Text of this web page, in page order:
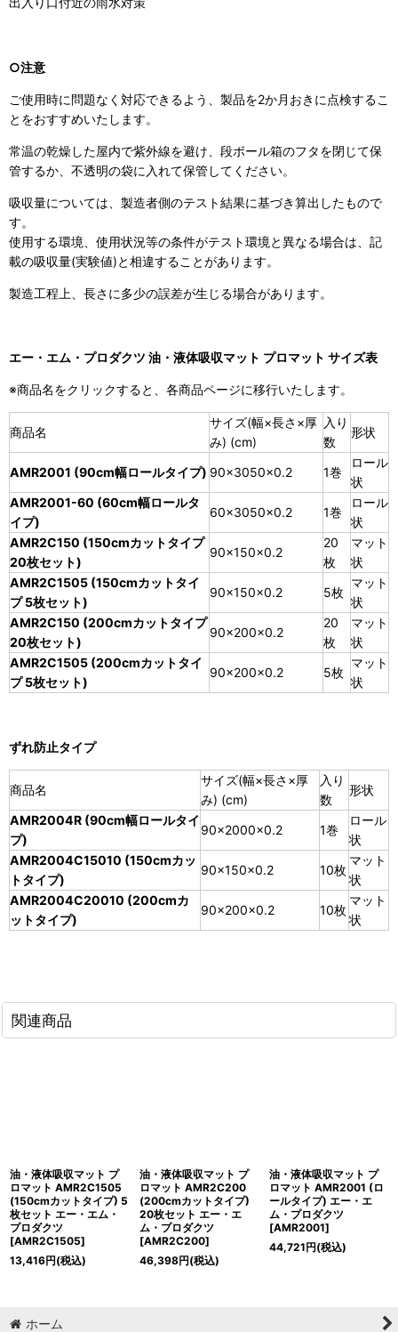
○注意
ご使用時に問題なく対応できるよう、製品を2か月おきに点検するこ
とをおすすめいたします。
常温の乾燥した屋内で紫外線を避け、段ボール箱のフタを閉じて保
管するか、不透明の袋に入れて保管してください。
吸収量については、製造者側のテスト結果に基づき算出したもので
す。
使用する環境、使用状況等の条件がテスト環境と異なる場合は、記
載の吸収量(実験値)と相違することがあります。
製造工程上、長さに多少の誤差が生じる場合があります。
エー・エム・プロダクツ 油・液体吸収マット プロマット サイズ表
※商品名をクリックすると、各商品ページに移行いたします。
商品名
サイズ(幅×長さ×厚
み) (cm)
入り
数
形状
AMR2001 (90cm幅ロールタイプ) 90×3050×0.2 1巻
ロール
状
AMR2001-60 (60cm幅ロールタ
イプ)
60×3050×0.2 1巻
ロール
状
AMR2C150 (150cmカットタイプ
20枚セット)
90×150×0.2
20
枚
マット
状
AMR2C1505 (150cmカットタイ
プ 5枚セット)
90×150×0.2 5枚
マット
状
AMR2C150 (200cmカットタイプ
20枚セット)
90×200×0.2
20
枚
マット
状
AMR2C1505 (200cmカットタイ
プ 5枚セット)
90×200×0.2 5枚
マット
状
ずれ防止タイプ
商品名
サイズ(幅×長さ×厚
み) (cm)
入り
数
形状
AMR2004R (90cm幅ロールタイ
プ)
90×2000×0.2 1巻
ロール
状
AMR2004C15010 (150cmカッ
トタイプ)
90×150×0.2 10枚
マット
状
AMR2004C20010 (200cmカ
ットタイプ)
90×200×0.2 10枚
マット
状
関連商品
油・液体吸収マット プ
ロマット AMR2C1505
(150cmカットタイプ) 5
枚セット エー・エム・
プロダクツ
[AMR2C1505]
13,416円(税込)
油・液体吸収マット プ
ロマット AMR2C200
(200cmカットタイプ)
20枚セット エー・エ
ム・プロダクツ
[AMR2C200]
46,398円(税込)
油・液体吸収マット プ
ロマット AMR2001 (ロ
ールタイプ) エー・エ
ム・プロダクツ
[AMR2001]
44,721円(税込)
ホーム